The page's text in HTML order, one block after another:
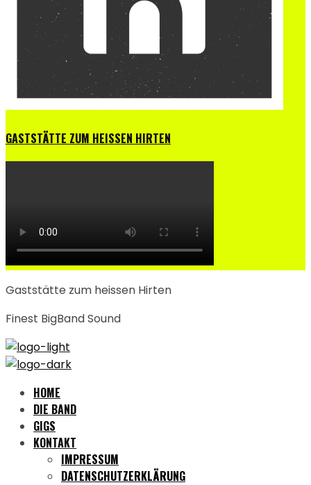
GASTSTÄTTE ZUM HEISSEN HIRTEN
Gaststätte zum heissen Hirten
Finest BigBand Sound
HOME
DIE BAND
GIGS
KONTAKT
IMPRESSUM
DATENSCHUTZERKLÄRUNG